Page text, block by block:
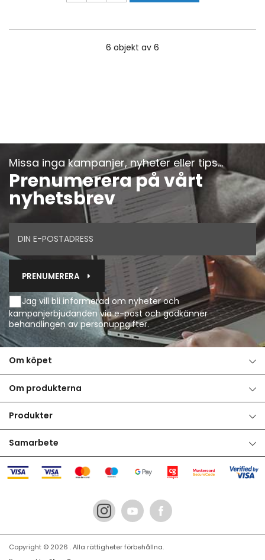
6 objekt av 6
Missa inga kampanjer, nyheter eller tips...
Prenumerera på vårt
nyhetsbrev
PRENUMERERA
Jag vill bli informerad om nyheter och
kampanjerbjudanden via e-post och godkänner
behandlingen av personuppgifter.
Om köpet
Om produkterna
Produkter
Samarbete
Copyright © 2026 . Alla rättigheter förbehållna.